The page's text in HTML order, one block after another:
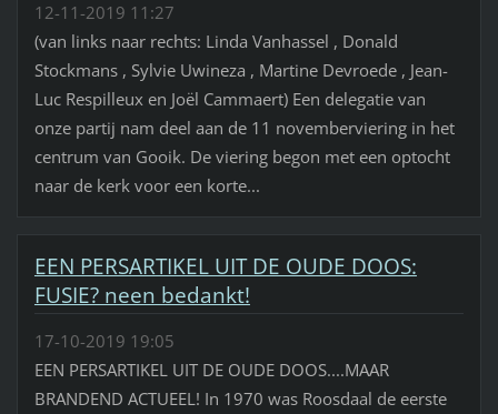
12-11-2019 11:27
(van links naar rechts: Linda Vanhassel , Donald
Stockmans , Sylvie Uwineza , Martine Devroede , Jean-
Luc Respilleux en Joël Cammaert) Een delegatie van
onze partij nam deel aan de 11 novemberviering in het
centrum van Gooik. De viering begon met een optocht
naar de kerk voor een korte...
EEN PERSARTIKEL UIT DE OUDE DOOS:
FUSIE? neen bedankt!
17-10-2019 19:05
EEN PERSARTIKEL UIT DE OUDE DOOS....MAAR
BRANDEND ACTUEEL! In 1970 was Roosdaal de eerste